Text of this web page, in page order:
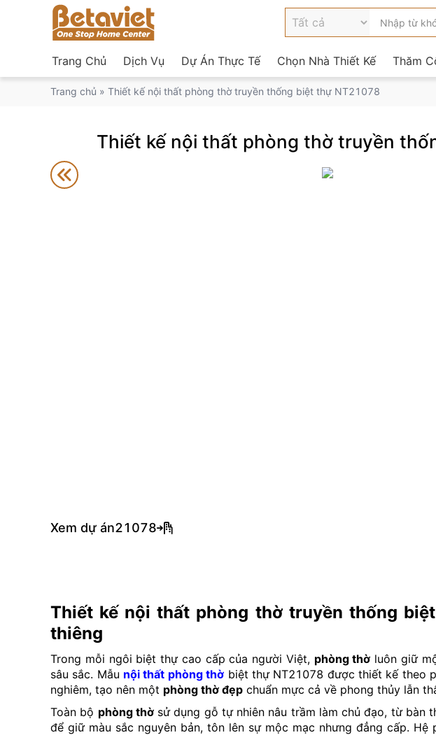
Trang Chủ Dịch Vụ Dự Án Thực Tế Chọn Nhà Thiết Kế Thăm
Trang chủ » Thiết kế nội thất phòng thờ truyền thống biệt thự NT21078
Thiết kế nội thất phòng thờ truyền
Xem dự án21078
Thiết kế nội thất phòng thờ truyền thống
thiêng
Trong mỗi ngôi biệt thự cao cấp của người Việt, phòng thờ luôn giữ
sâu sắc. Mẫu nội thất phòng thờ biệt thự NT21078 được thiết kế theo
nghiêm, tạo nên một phòng thờ đẹp chuẩn mực cả về phong thủy lẫn
Toàn bộ phòng thờsử dụng gỗ tự nhiên nâu trầm làm chủ đạo, từ bàn
để giữ màu sắc nguyên bản, tôn lên sự mộc mạc nhưng đẳng cấp.